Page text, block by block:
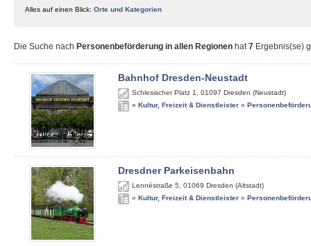
Alles auf einen Blick: Orte und Kategorien
Die Suche nach Personenbeförderung in allen Regionen hat7 Ergebnis(se)
Bahnhof Dresden-Neustadt
Schlesischer Platz 1 01097 Dresden (Neustadt)
» Kultur, Freizeit & Dienstleister »
Dresdner Parkeisenbahn
Lennéstraße 5 01069 Dresden (Altstadt)
» Kultur, Freizeit & Dienstleister »